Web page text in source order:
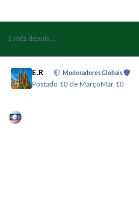
1 mês depois...
E.R Moderadores Globais
Postado 10 de MarçoMar 10